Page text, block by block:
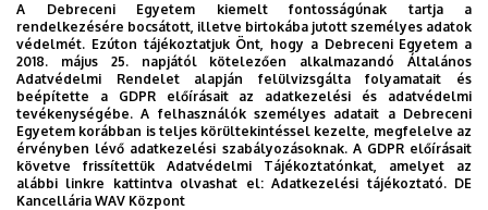
A Debreceni Egyetem kiemelt fontosságúnak tartja a
rendelkezésére bocsátott, illetve birtokába jutott személyes adatok
védelmét. Ezúton tájékoztatjuk Önt, hogy a Debreceni Egyetem a
2018. május 25. napjától kötelezően alkalmazandó Általános
Adatvédelmi Rendelet alapján felülvizsgálta folyamatait és
beépítette a GDPR előírásait az adatkezelési és adatvédelmi
tevékenységébe. A felhasználók személyes adatait a Debreceni
Egyetem korábban is teljes körültekintéssel kezelte, megfelelve az
érvényben lévő adatkezelési szabályozásoknak. A GDPR előírásait
követve frissítettük Adatvédelmi Tájékoztatónkat, amelyet az
alábbi linkre kattintva olvashat el:Adatkezelési tájékoztató. DE
Kancellária WAV Központ